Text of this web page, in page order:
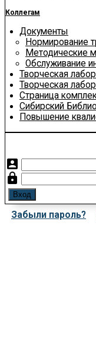
Коллегам
Документы
Нормирование
Методические
Обслуживание
Творческая
Творческая
Страница
Сибирский
Повышение
account_box
lock
Забыли пароль?